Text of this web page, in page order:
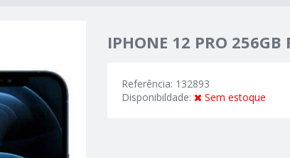
IPHONE 12 PRO 256GB
Referência: 132893
Disponibildade:
Sem estoque